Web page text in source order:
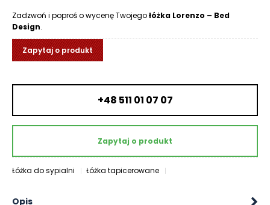
Ó
Ż
K
A
M
C
A
K
Zadzwoń i poproś o wycenę Twojegołóżka Lorenzo – Bed
Design.
Zapytaj o produkt
+48 511 01 07 07
Zapytaj o produkt
Łóżka do sypialni Łóżka tapicerowane
Opis